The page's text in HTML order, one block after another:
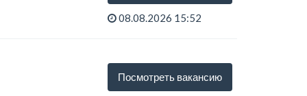
08.08.2026 15:52
Посмотреть вакансию